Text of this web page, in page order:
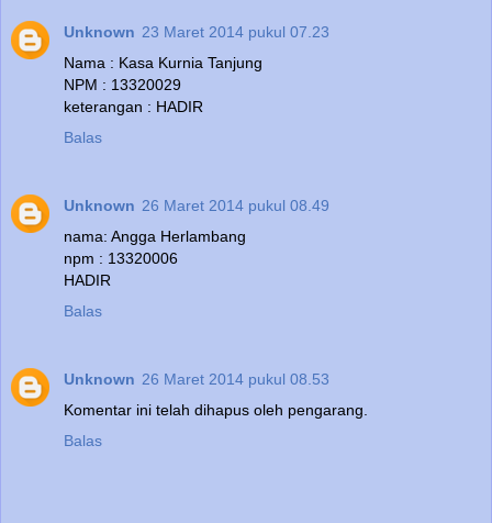
Unknown 23 Maret 2014 pukul 07.23
Nama : Kasa Kurnia Tanjung
NPM : 13320029
keterangan : HADIR
Balas
Unknown 26 Maret 2014 pukul 08.49
nama: Angga Herlambang
npm : 13320006
HADIR
Balas
Unknown 26 Maret 2014 pukul 08.53
Komentar ini telah dihapus oleh pengarang.
Balas